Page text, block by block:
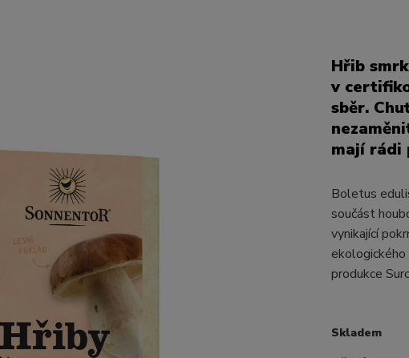
Hřib
v
sběr.
mají rádi
Boletus
součást
vynikající
produkce
Skladem